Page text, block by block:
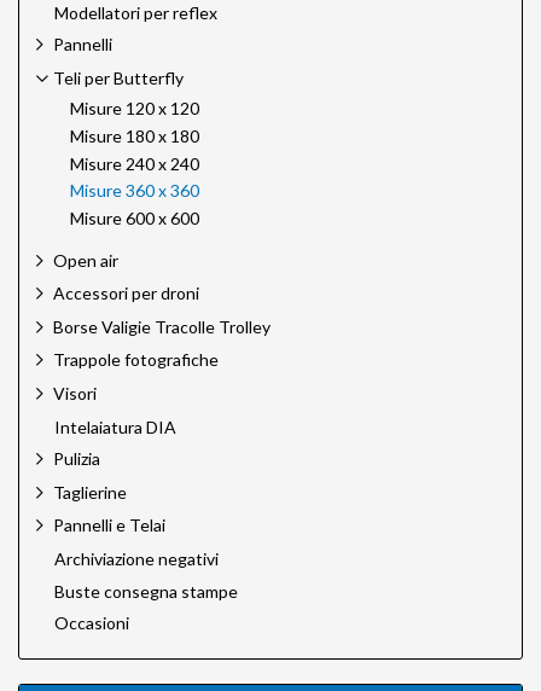
Modellatori per reflex
Pannelli
Teli per Butterfly
Misure 120 x 120
Misure 180 x 180
Misure 240 x 240
Misure 360 x 360
Misure 600 x 600
Open air
Accessori per droni
Borse Valigie Tracolle Trolley
Trappole fotografiche
Visori
Intelaiatura DIA
Pulizia
Taglierine
Pannelli e Telai
Archiviazione negativi
Buste consegna stampe
Occasioni